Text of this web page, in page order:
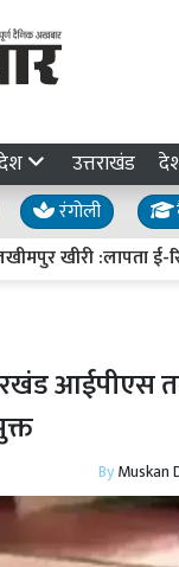
उत्तराखंड
रंगोली
खीरी :लापता ई-
आईपीएस
ByMuskan